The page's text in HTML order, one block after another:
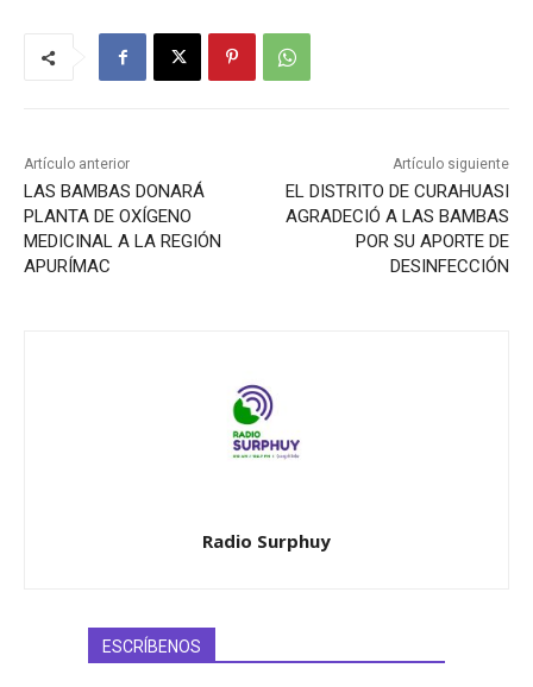
Artículo anterior
LAS BAMBAS DONARÁ
PLANTA DE OXÍGENO
MEDICINAL A LA REGIÓN
APURÍMAC
Artículo siguiente
EL DISTRITO DE CURAHUASI
AGRADECIÓ A LAS BAMBAS
POR SU APORTE DE
DESINFECCIÓN
Radio Surphuy
ESCRÍBENOS